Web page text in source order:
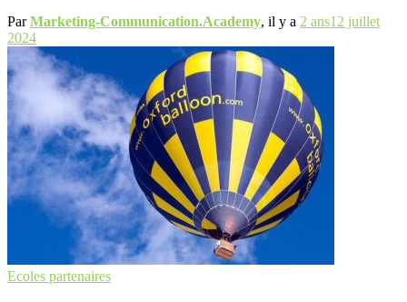
ParMarketing-Communication.Academy, il y a 2 ans12 juillet
2024
Ecoles partenaires